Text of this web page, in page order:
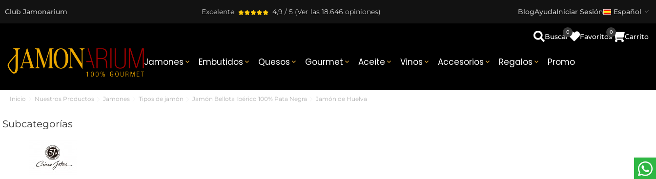
Club Jamonarium Excelente 4,9 / 5 (Ver las 18.646 opiniones) BlogAyudaIniciar Sesión Español
Jamones  Embutidos  Quesos  Gourmet  Aceite  Vinos  Accesorios  Regalos  Promo
Buscar Favoritos
0
Carrito
0
Inicio Nuestros Productos Jamones Tipos de jamón Jamón Bellota Ibérico 100% Pata Negra Jamón de Huelva
Subcategorías